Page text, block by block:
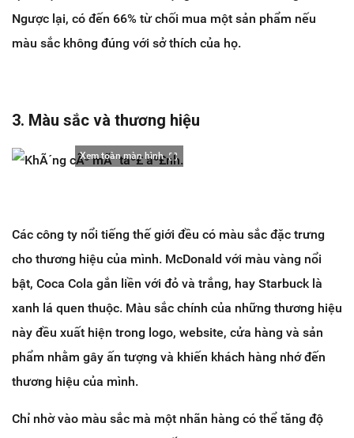
Ngược lại, có đến 66% từ chối mua một sản phẩm nếu
màu sắc không đúng với sở thích của họ.
3. Màu sắc và thương hiệu
Xem toàn màn hình
Các công ty nổi tiếng thế giới đều có màu sắc đặc trưng
cho thương hiệu của mình. McDonald với màu vàng nổi
bật, Coca Cola gắn liền với đỏ và trắng, hay Starbuck là
xanh lá quen thuộc. Màu sắc chính của những thương hiệu
này đều xuất hiện trong logo, website, cửa hàng và sản
phẩm nhằm gây ấn tượng và khiến khách hàng nhớ đến
thương hiệu của mình.
Chỉ nhờ vào màu sắc mà một nhãn hàng có thể tăng độ